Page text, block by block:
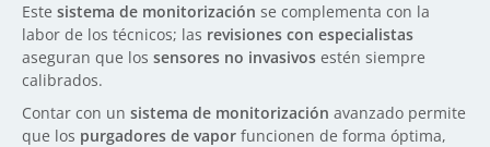
Este sistema de monitorización se complementa con la
labor de los técnicos; las revisiones con especialistas
aseguran que los sensores no invasivos estén siempre
calibrados.
Contar con un sistema de monitorización avanzado permite
que los purgadores de vapor funcionen de forma óptima,